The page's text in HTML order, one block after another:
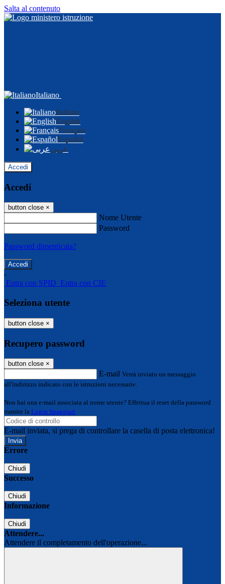
Salta al contenuto
Italiano
Italiano
English
Français
Español
عربى
Accedi
Accedi
button close ×
Nome Utente
Password
Password dimenticata?
-
Entra con SPID Entra con CIE
Seleziona utente
button close ×
Recupero password
button close ×
E-mail Verrà inviato un messaggio
all'indirizzo indicato con le istruzioni necessarie.
Non hai una e-mail associata al nome utente? Effettua il reset della password
tramite la Login Spaggiari
E-mail inviata, si prega di controllare la casella di posta elettronica!
Errore
Chiudi
Successo
Chiudi
Informazione
Chiudi
Attendere...
Attendere il completamento dell'operazione...